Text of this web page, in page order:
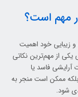
مهم است؟
زیبایی خود اهمیت
یکی از مهم‌ترین نکاتی
آرایشی فاسد یا
بلکه ممکن است منجر به
شود.